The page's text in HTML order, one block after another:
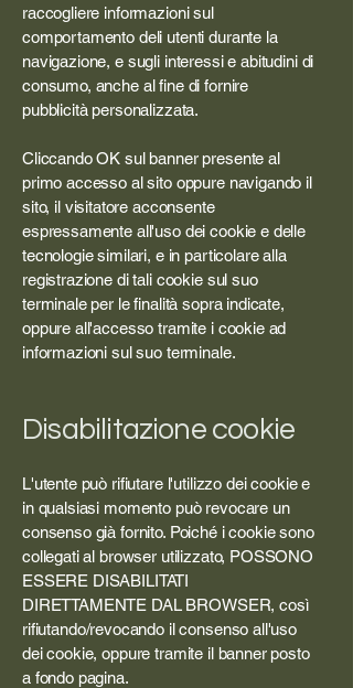
raccogliere informazioni sul
comportamento deli utenti durante la
navigazione, e sugli interessi e abitudini di
consumo, anche al fine di fornire
pubblicità personalizzata.
Cliccando OK sul banner presente al
primo accesso al sito oppure navigando il
sito, il visitatore acconsente
espressamente all'uso dei cookie e delle
tecnologie similari, e in particolare alla
registrazione di tali cookie sul suo
terminale per le finalità sopra indicate,
oppure all'accesso tramite i cookie ad
informazioni sul suo terminale.
Disabilitazione cookie
L'utente può rifiutare l'utilizzo dei cookie e
in qualsiasi momento può revocare un
consenso già fornito. Poiché i cookie sono
collegati al browser utilizzato, POSSONO
ESSERE DISABILITATI
DIRETTAMENTE DAL BROWSER, così
rifiutando/revocando il consenso all'uso
dei cookie, oppure tramite il banner posto
a fondo pagina.